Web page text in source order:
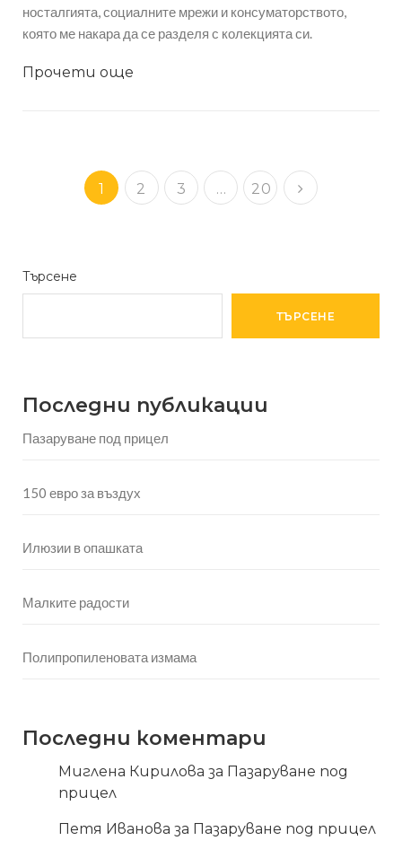
носталгията, социалните мрежи и консуматорството,
която ме накара да се разделя с колекцията си.
Прочети още
1 2 3 … 20
Търсене
ТЪРСЕНЕ
Последни публикации
Пазаруване под прицел
150 евро за въздух
Илюзии в опашката
Малките радости
Полипропиленовата измама
Последни коментари
Миглена Кирилова за Пазаруване под
прицел
Петя Иванова за Пазаруване под прицел